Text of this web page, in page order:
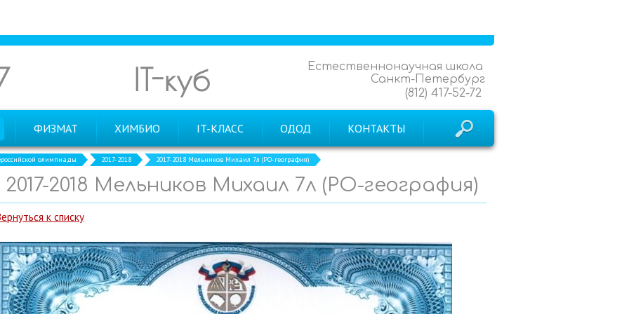
Естественнонаучная школа
Санкт-Петербург
(812) 417-52-72
IT-куб
ФИЗМАТ ХИМБИО IT-КЛАСС ОДОД КОНТАКТЫ
олимпиады 2017-2018 2017-2018 Мельников Михаил 7л (РО-география)
2017-2018 Мельников Михаил 7л (РО-география)
к списку